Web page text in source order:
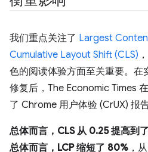
我们重点关注了 Largest
Cumulative Layout Shift (CLS)
色的阅读体验方面至关重要。在
修复后，The Economic Times
了 Chrome 用户体验 (CrUX) 报告
总体而言，CLS 从 0.25 提高到
总体而言，LCP 缩短了 80% ，